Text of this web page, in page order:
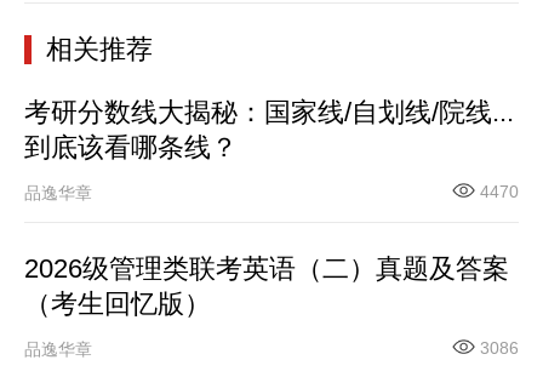
相关推荐
考研分数线大揭秘：国家线/自划线/院线...
到底该看哪条线？
品逸华章 4470
2026级管理类联考英语（二）真题及答案
（考生回忆版）
品逸华章 3086